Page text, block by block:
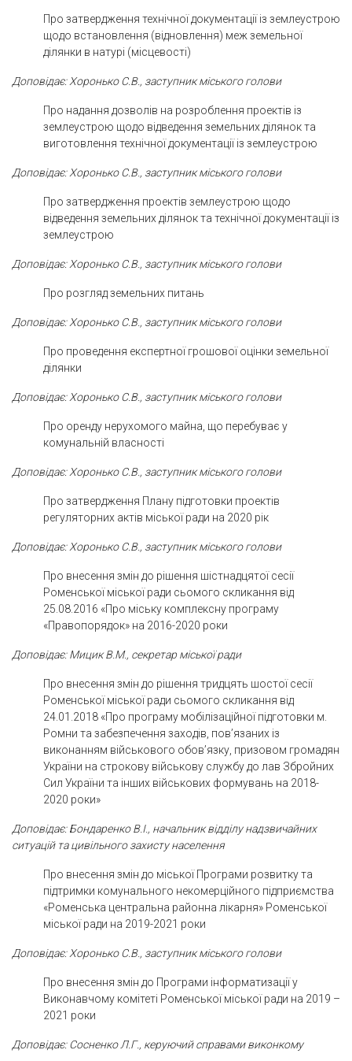
Про затвердження технічної документації із землеустрою
щодо встановлення (відновлення) меж земельної
ділянки в натурі (місцевості)
Доповідає: Хоронько С.В., заступник міського голови
Про надання дозволів на розроблення проектів із
землеустрою щодо відведення земельних ділянок та
виготовлення технічної документації із землеустрою
Доповідає: Хоронько С.В., заступник міського голови
Про затвердження проектів землеустрою щодо
відведення земельних ділянок та технічної документації із
землеустрою
Доповідає: Хоронько С.В., заступник міського голови
Про розгляд земельних питань
Доповідає: Хоронько С.В., заступник міського голови
Про проведення експертної грошової оцінки земельної
ділянки
Доповідає: Хоронько С.В., заступник міського голови
Про оренду нерухомого майна, що перебуває у
комунальній власності
Доповідає: Хоронько С.В., заступник міського голови
Про затвердження Плану підготовки проектів
регуляторних актів міської ради на 2020 рік
Доповідає: Хоронько С.В., заступник міського голови
Про внесення змін до рішення шістнадцятої сесії
Роменської міської ради сьомого скликання від
25.08.2016 «Про міську комплексну програму
«Правопорядок» на 2016-2020 роки
Доповідає: Мицик В.М., секретар міської ради
Про внесення змін до рішення тридцять шостої сесії
Роменської міської ради сьомого скликання від
24.01.2018 «Про програму мобілізаційної підготовки м.
Ромни та забезпечення заходів, пов’язаних із
виконанням військового обов’язку, призовом громадян
України на строкову військову службу до лав Збройних
Сил України та інших військових формувань на 2018-
2020 роки»
Доповідає: Бондаренко В.І., начальник відділу надзвичайних
ситуацій та цивільного захисту населення
Про внесення змін до міської Програми розвитку та
підтримки комунального некомерційного підприємства
«Роменська центральна районна лікарня» Роменської
міської ради на 2019-2021 роки
Доповідає: Хоронько С.В., заступник міського голови
Про внесення змін до Програми інформатизації у
Виконавчому комітеті Роменської міської ради на 2019 –
2021 роки
Доповідає: Сосненко Л.Г., керуючий справами виконкому